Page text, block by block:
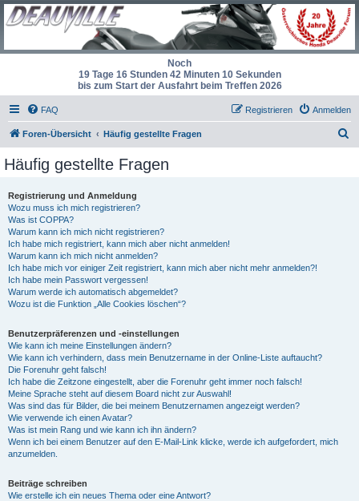
Noch
19 Tage 16 Stunden 42 Minuten 9 Sekunden
bis zum Start der Ausfahrt beim Treffen 2026
FAQ Anmelden
Registrieren
Foren-Übersicht Häufig gestellte Fragen
Häufig gestellte Fragen
Registrierung und Anmeldung
Wozu muss ich mich registrieren?
Was ist COPPA?
Warum kann ich mich nicht registrieren?
Ich habe mich registriert, kann mich aber nicht anmelden!
Warum kann ich mich nicht anmelden?
Ich habe mich vor einiger Zeit registriert, kann mich aber nicht mehr anmelden?!
Ich habe mein Passwort vergessen!
Warum werde ich automatisch abgemeldet?
Wozu ist die Funktion „Alle Cookies löschen“?
Benutzerpräferenzen und -einstellungen
Wie kann ich meine Einstellungen ändern?
Wie kann ich verhindern, dass mein Benutzername in der Online-Liste auftaucht?
Die Forenuhr geht falsch!
Ich habe die Zeitzone eingestellt, aber die Forenuhr geht immer noch falsch!
Meine Sprache steht auf diesem Board nicht zur Auswahl!
Was sind das für Bilder, die bei meinem Benutzernamen angezeigt werden?
Wie verwende ich einen Avatar?
Was ist mein Rang und wie kann ich ihn ändern?
Wenn ich bei einem Benutzer auf den E-Mail-Link klicke, werde ich aufgefordert, mich
anzumelden.
Beiträge schreiben
Wie erstelle ich ein neues Thema oder eine Antwort?